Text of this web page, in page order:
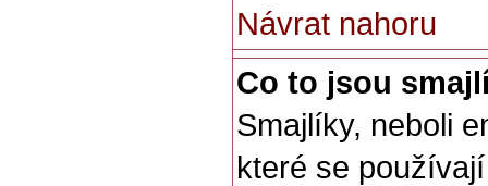
Návrat nahoru
Co to jsou
Smajlíky, neboli
které se